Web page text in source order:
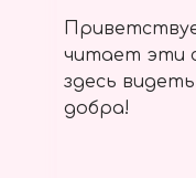
читает эти
здесь
добра!